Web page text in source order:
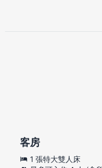
客房
1 張特大雙人床